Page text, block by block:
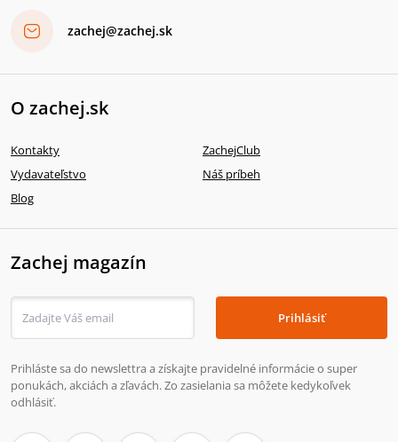
zachej@zachej.sk
O zachej.sk
Kontakty
ZachejClub
Vydavateľstvo
Náš príbeh
Blog
Zachej magazín
Prihlásiť
Prihláste sa do newslettra a získajte pravidelné informácie o super
ponukách, akciách a zľavách. Zo zasielania sa môžete kedykoľvek
odhlásiť.